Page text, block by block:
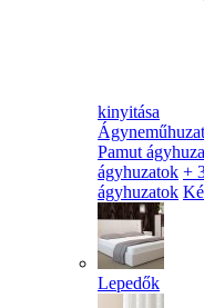
kinyitása
Pamut
ágyhuzatok +
ágyhuzatok
Lepedők